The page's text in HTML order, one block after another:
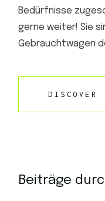
Bedürfnisse
gerne weiter! Sie
Gebrauchtwagen
DISCOVER
Beiträge